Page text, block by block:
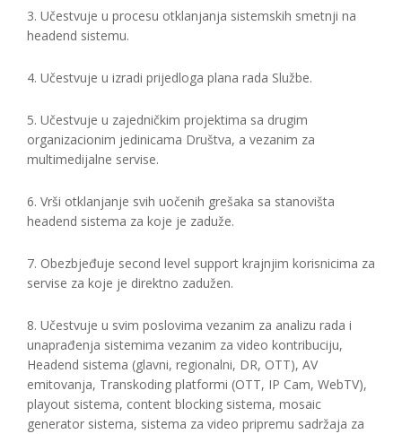
3. Učestvuje u procesu otklanjanja sistemskih smetnji na
headend sistemu.
4. Učestvuje u izradi prijedloga plana rada Službe.
5. Učestvuje u zajedničkim projektima sa drugim
organizacionim jedinicama Društva, a vezanim za
multimedijalne servise.
6. Vrši otklanjanje svih uočenih grešaka sa stanovišta
headend sistema za koje je zaduže.
7. Obezbjeđuje second level support krajnjim korisnicima za
servise za koje je direktno zadužen.
8. Učestvuje u svim poslovima vezanim za analizu rada i
unaprađenja sistemima vezanim za video kontribuciju,
Headend sistema (glavni, regionalni, DR, OTT), AV
emitovanja, Transkoding platformi (OTT, IP Cam, WebTV),
playout sistema, content blocking sistema, mosaic
generator sistema, sistema za video pripremu sadržaja za